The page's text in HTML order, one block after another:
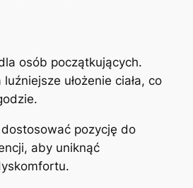
osób początkujących.
ułożenie ciała, co
pozycję do
aby uniknąć